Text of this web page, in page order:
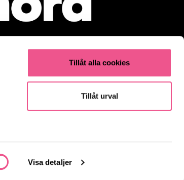
Visa detaljer
Tillåt alla cookies
Tillåt urval
Populärt
Parfym
Fynda